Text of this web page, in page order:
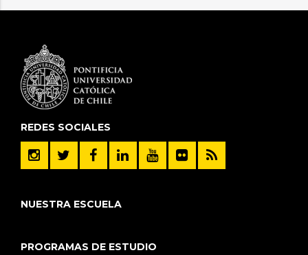
REDES SOCIALES
NUESTRA ESCUELA
PROGRAMAS DE ESTUDIO